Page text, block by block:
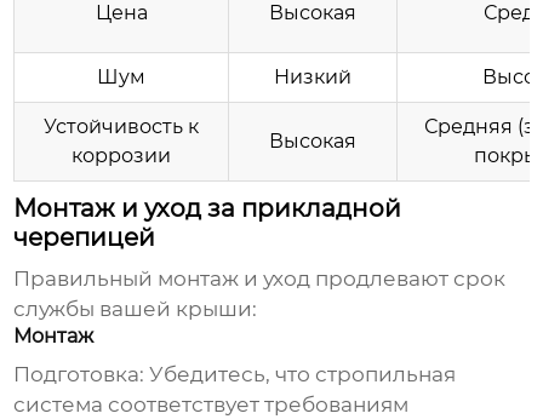
Цена Высокая
Шум Низкий
Устойчивость к
коррозии
Высокая
Средняя
Монтаж и уход за прикладной
черепицей
Правильный монтаж и уход продлевают срок
службы вашей крыши:
Монтаж
Подготовка: Убедитесь, что стропильная
система соответствует требованиям